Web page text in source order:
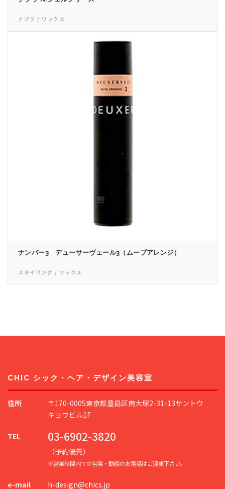
ナプラ / ワックス
ナンバー3 デューサーヴェール3（ムーブアレンジ）
スタイリング / ワックス
CHIC シック・ヘア・デザイン美容室
住所
〒170-0005東京都豊島区南大塚2-31-13サントウ
キョウビル1F
TEL 03-6902-3820
（予約優先）
※営業時間内での営業・勧誘のお電話はご遠慮下さい。
e-mail h-design@chics.jp